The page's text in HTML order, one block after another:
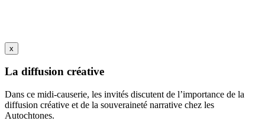
x
La diffusion créative
Dans ce midi-causerie, les invités discutent de l’importance de la
diffusion créative et de la souveraineté narrative chez les
Autochtones.